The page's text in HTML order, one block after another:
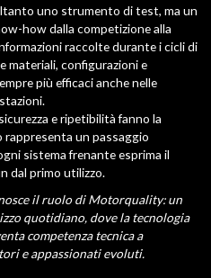
uno strumento di test, ma un
how dalla competizione alla
raccolte durante i cicli di
materiali, configurazioni e
più efficaci anche nelle
e ripetibilità fanno la
un passaggio
sistema frenante esprima il
dal primo utilizzo.
il ruolo di Motorquality: un
quotidiano, dove la tecnologia
competenza tecnica a
e appassionati evoluti.